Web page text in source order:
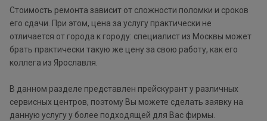
Стоимость ремонта зависит от сложности поломки и сроков
его сдачи. При этом, цена за услугу практически не
отличается от города к городу: специалист из Москвы может
брать практически такую же цену за свою работу, как его
коллега из Ярославля.
В данном разделе представлен прейскурант у различных
сервисных центров, поэтому Вы можете сделать заявку на
данную услугу у более подходящей для Вас фирмы.